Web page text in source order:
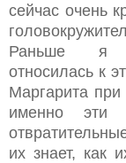
сейчас очень
Раньше я
относилась к
Маргарита
именно эти
их знает, как